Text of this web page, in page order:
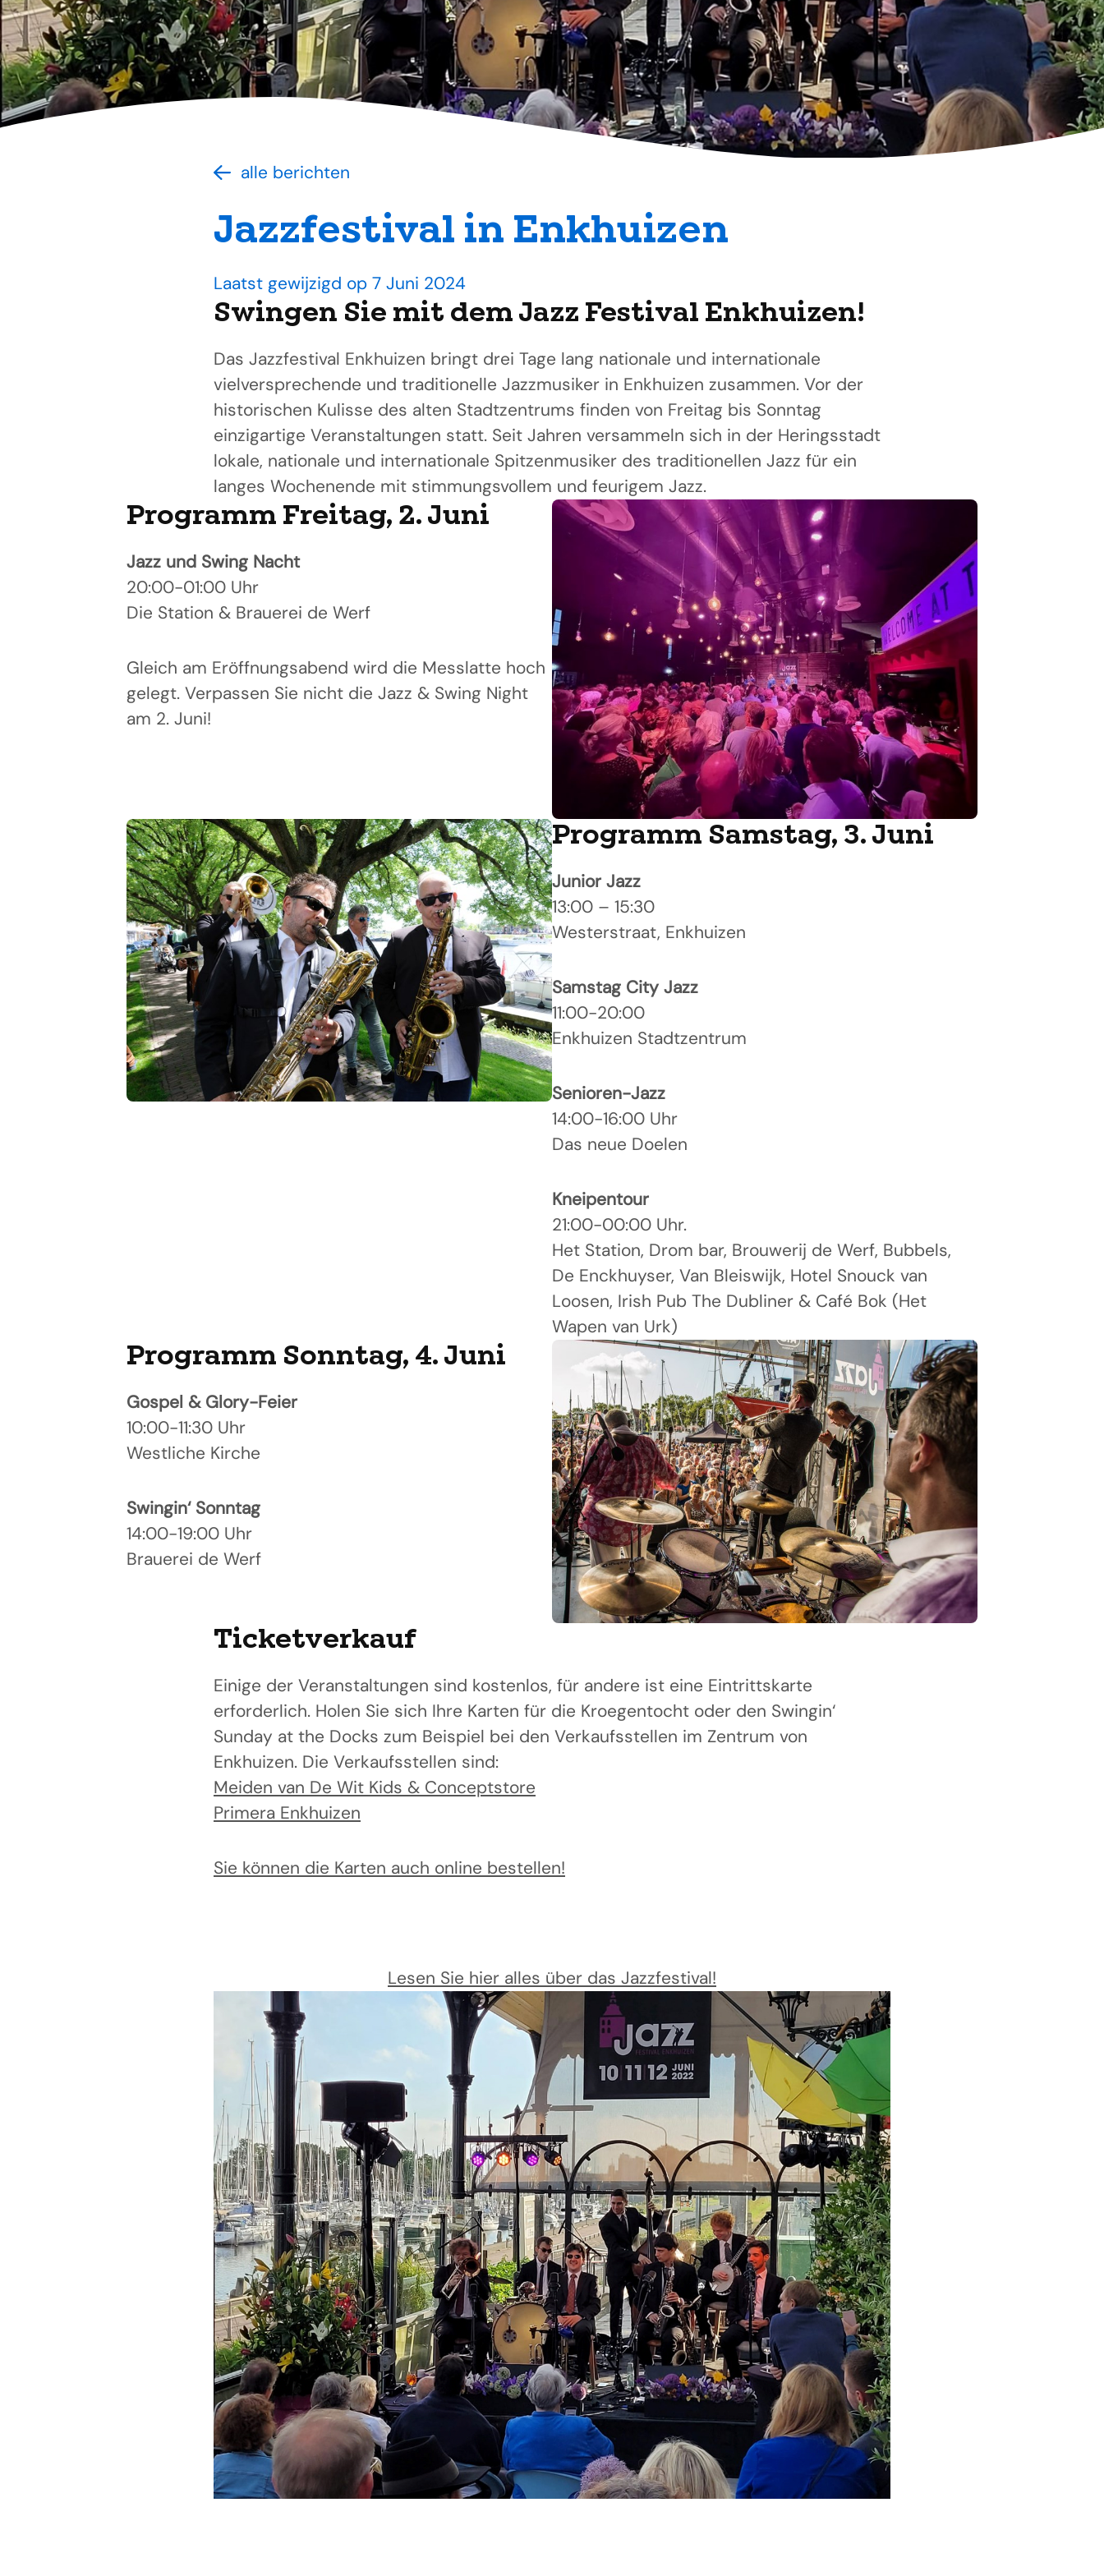
alle berichten
Jazzfestival in Enkhuizen
Laatst gewijzigd op 7 Juni 2024
Swingen Sie mit dem Jazz Festival Enkhuizen!
Das Jazzfestival Enkhuizen bringt drei Tage lang nationale und internationale
vielversprechende und traditionelle Jazzmusiker in Enkhuizen zusammen. Vor der
historischen Kulisse des alten Stadtzentrums finden von Freitag bis Sonntag
einzigartige Veranstaltungen statt. Seit Jahren versammeln sich in der Heringsstadt
lokale, nationale und internationale Spitzenmusiker des traditionellen Jazz für ein
langes Wochenende mit stimmungsvollem und feurigem Jazz.
Programm Freitag, 2. Juni
Jazz und Swing Nacht
20:00-01:00 Uhr
Die Station & Brauerei de Werf
Gleich am Eröffnungsabend wird die Messlatte hoch
gelegt. Verpassen Sie nicht die Jazz & Swing Night
am 2. Juni!
Programm Samstag, 3. Juni
Junior Jazz
13:00 – 15:30
Westerstraat, Enkhuizen
Samstag City Jazz
11:00-20:00
Enkhuizen Stadtzentrum
Senioren-Jazz
14:00-16:00 Uhr
Das neue Doelen
Kneipentour
21:00-00:00 Uhr.
Het Station, Drom bar, Brouwerij de Werf, Bubbels,
De Enckhuyser, Van Bleiswijk, Hotel Snouck van
Loosen, Irish Pub The Dubliner & Café Bok (Het
Wapen van Urk)
Programm Sonntag, 4. Juni
Gospel & Glory-Feier
10:00-11:30 Uhr
Westliche Kirche
Swingin‘ Sonntag
14:00-19:00 Uhr
Brauerei de Werf
Ticketverkauf
Einige der Veranstaltungen sind kostenlos, für andere ist eine Eintrittskarte
erforderlich. Holen Sie sich Ihre Karten für die Kroegentocht oder den Swingin‘
Sunday at the Docks zum Beispiel bei den Verkaufsstellen im Zentrum von
Enkhuizen. Die Verkaufsstellen sind:
Meiden van De Wit Kids & Conceptstore
Primera Enkhuizen
Sie können die Karten auch online bestellen!
Lesen Sie hier alles über das Jazzfestival!